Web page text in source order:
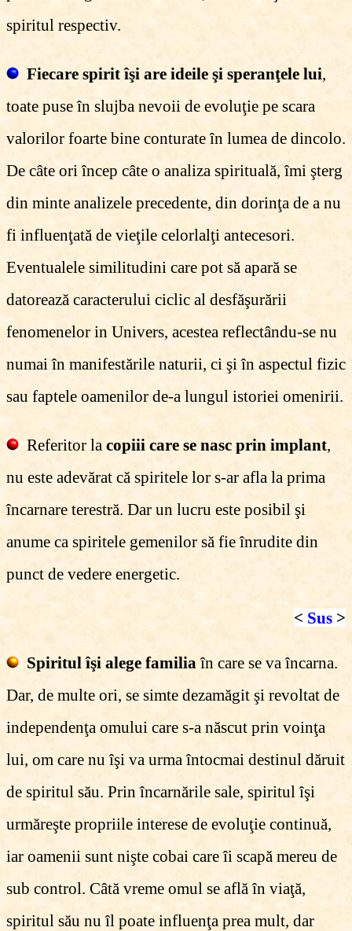
spiritul respectiv.
Fiecare spirit îşi are ideile şi speranţele lui,
toate puse în slujba nevoii de evoluţie pe scara
valorilor foarte bine conturate în lumea de dincolo.
De câte ori încep câte o analiza spirituală, îmi şterg
din minte analizele precedente, din dorinţa de a nu
fi influenţată de vieţile celorlalţi antecesori.
Eventualele similitudini care pot să apară se
datorează caracterului ciclic al desfăşurării
fenomenelor in Univers, acestea reflectându-se nu
numai în manifestările naturii, ci şi în aspectul fizic
sau faptele oamenilor de-a lungul istoriei omenirii.
Referitor la copiii care se nasc prin implant
nu este adevărat că spiritele lor s-ar afla la prima
încarnare terestră. Dar un lucru este posibil şi
anume ca spiritele gemenilor să fie înrudite din
punct de vedere energetic.
< Sus >
Spiritul îşi alege familia în care se va încarna.
Dar, de multe ori, se simte dezamăgit şi revoltat de
independenţa omului care s-a născut prin voinţa
lui, om care nu îşi va urma întocmai destinul dăruit
de spiritul său. Prin încarnările sale, spiritul îşi
urmăreşte propriile interese de evoluţie continuă,
iar oamenii sunt nişte cobai care îi scapă mereu de
sub control. Câtă vreme omul se află în viaţă,
spiritul său nu îl poate influenţa prea mult, dar